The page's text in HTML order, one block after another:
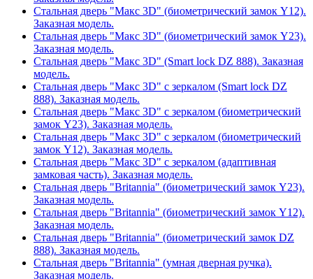
Стальная дверь "Макс 3D" (биометрический замок Y12).
Заказная модель.
Стальная дверь "Макс 3D" (биометрический замок Y23).
Заказная модель.
Стальная дверь "Макс 3D" (Smart lock DZ 888). Заказная
модель.
Стальная дверь "Макс 3D" с зеркалом (Smart lock DZ
888). Заказная модель.
Стальная дверь "Макс 3D" с зеркалом (биометрический
замок Y23). Заказная модель.
Стальная дверь "Макс 3D" с зеркалом (биометрический
замок Y12). Заказная модель.
Стальная дверь "Макс 3D" с зеркалом (адаптивная
замковая часть). Заказная модель.
Стальная дверь "Britannia" (биометрический замок Y23).
Заказная модель.
Стальная дверь "Britannia" (биометрический замок Y12).
Заказная модель.
Стальная дверь "Britannia" (биометрический замок DZ
888). Заказная модель.
Стальная дверь "Britannia" (умная дверная ручка).
Заказная модель.